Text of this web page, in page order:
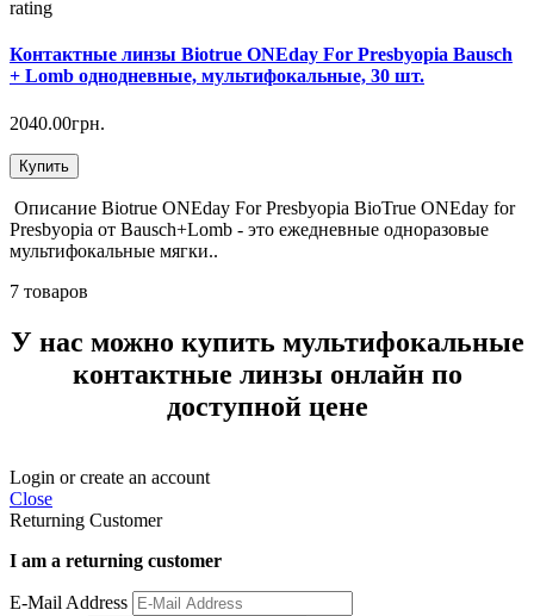
rating
Контактные линзы Biotrue ONEday For Presbyopia Bausch
+ Lomb однодневные, мультифокальные, 30 шт.
2040.00грн.
Купить
Описание Biotrue ONEday For Presbyopia BioTrue ONEday for
Presbyopia от Bausch+Lomb - это ежедневные одноразовые
мультифокальные мягки..
7 товаров
У нас можно купить мультифокальные
контактные линзы онлайн по
доступной цене
Login or create an account
Close
Returning Customer
I am a returning customer
E-Mail Address